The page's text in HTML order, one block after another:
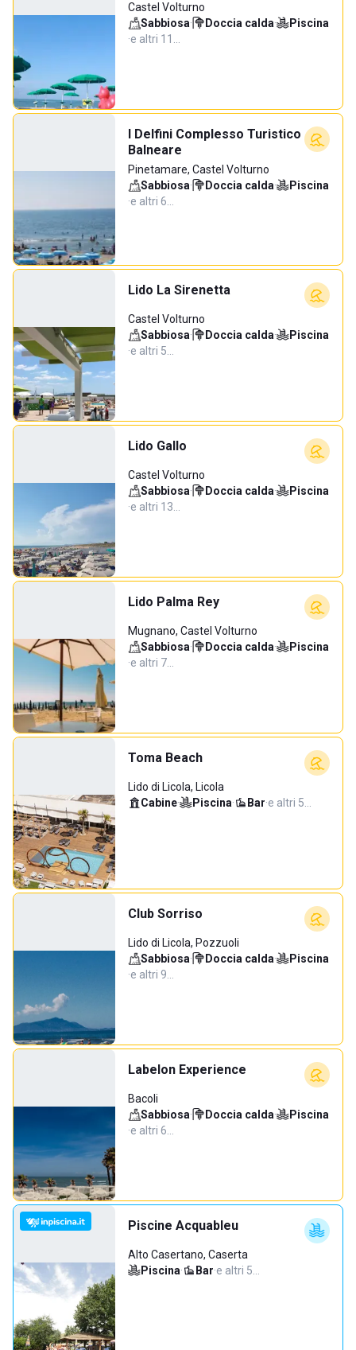
Castel Volturno
Sabbiosa· Doccia calda·
Piscina
·e altri 11…
I Delfini Complesso Turistico
Balneare
Pinetamare, Castel Volturno
Sabbiosa· Doccia calda·
Piscina
·e altri 6…
Lido La Sirenetta
Castel Volturno
Sabbiosa· Doccia calda·
Piscina
·e altri 5…
Lido Gallo
Castel Volturno
Sabbiosa· Doccia calda·
Piscina
·e altri 13…
Lido Palma Rey
Mugnano, Castel Volturno
Sabbiosa· Doccia calda·
Piscina
·e altri 7…
Toma Beach
Lido di Licola, Licola
Cabine· Piscina· Bar·e altri 5…
Club Sorriso
Lido di Licola, Pozzuoli
Sabbiosa· Doccia calda·
Piscina
·e altri 9…
Labelon Experience
Bacoli
Sabbiosa· Doccia calda·
Piscina
·e altri 6…
Piscine Acquableu
Alto Casertano, Caserta
Piscina· Bar·e altri 5…